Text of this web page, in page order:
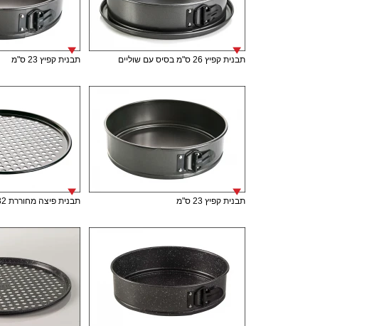
תבנית קפיץ 26 ס"מ בסיס עם שוליים תבנית קפיץ 23 ס"מ
תבנית קפיץ 23 ס"מ תבנית פיצה מחוררת 32 ס"מ